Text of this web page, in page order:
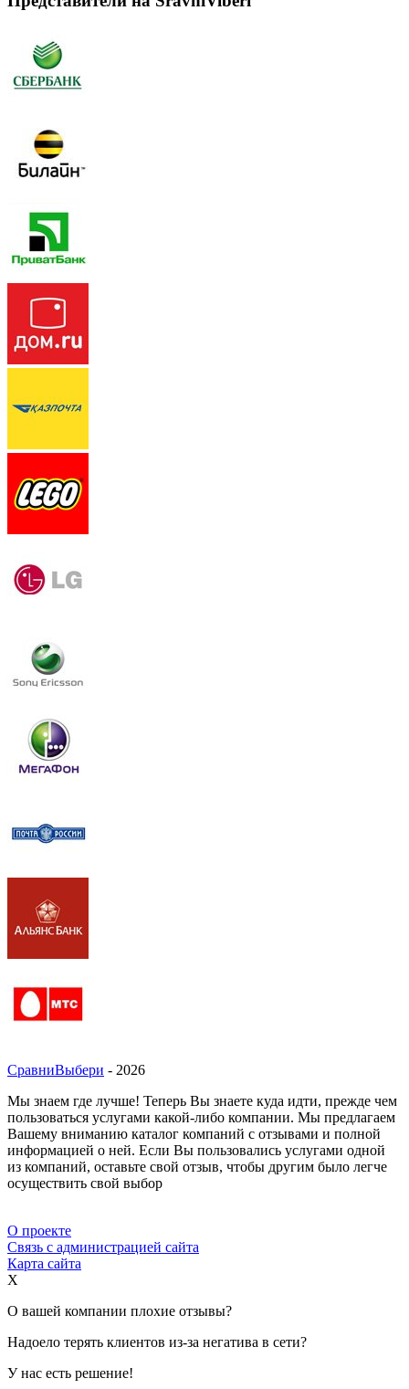
СравниВыбери - 2026
Мы знаем где лучше! Теперь Вы знаете куда идти, прежде чем
пользоваться услугами какой-либо компании. Мы предлагаем
Вашему вниманию каталог компаний с отзывами и полной
информацией о ней. Если Вы пользовались услугами одной
из компаний, оставьте свой отзыв, чтобы другим было легче
осуществить свой выбор
О проекте
Связь с администрацией сайта
Карта сайта
X
О вашей компании плохие отзывы?
Надоело терять клиентов из-за негатива в сети?
У нас есть решение!